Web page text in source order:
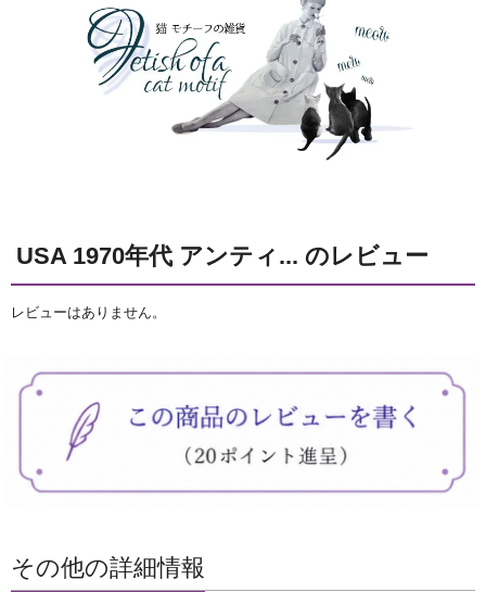
USA 1970年代 アンティ... のレビュー
レビューはありません。
その他の詳細情報